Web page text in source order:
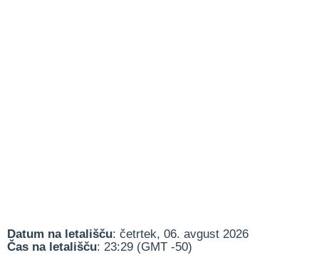
Datum na letališču: četrtek, 06. avgust 2026
Čas na letališču: 23:29 (GMT -50)